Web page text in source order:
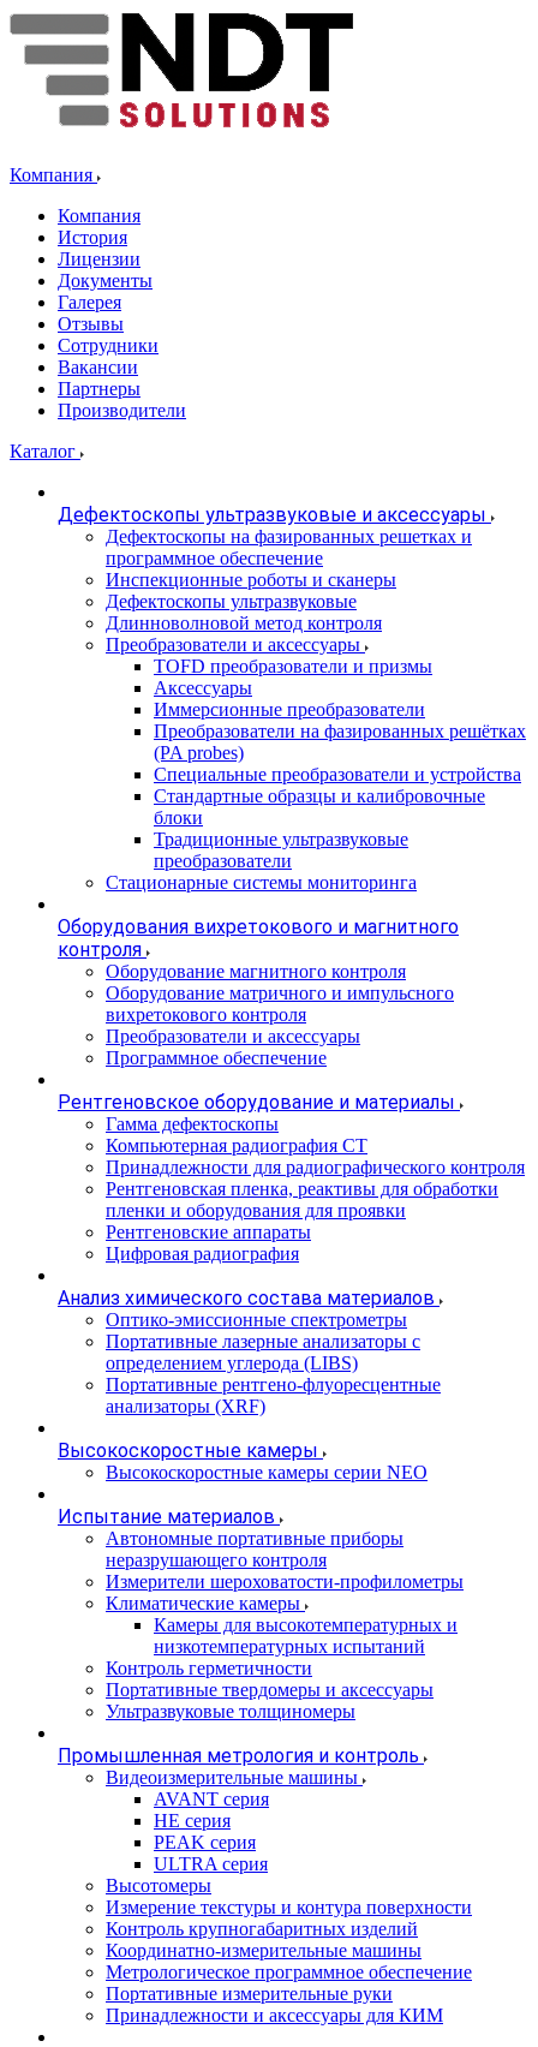
Компания
Компания
История
Лицензии
Документы
Галерея
Отзывы
Сотрудники
Вакансии
Партнеры
Производители
Каталог
Дефектоскопы ультразвуковые и аксессуары
Дефектоскопы на фазированных решетках и
программное обеспечение
Инспекционные роботы и сканеры
Дефектоскопы ультразвуковые
Длинноволновой метод контроля
Преобразователи и аксессуары
TOFD преобразователи и призмы
Аксессуары
Иммерсионные преобразователи
Преобразователи на фазированных решётках
(PA probes)
Специальные преобразователи и устройства
Стандартные образцы и калибровочные
блоки
Традиционные ультразвуковые
преобразователи
Стационарные системы мониторинга
Оборудования вихретокового и магнитного
контроля
Оборудование магнитного контроля
Оборудование матричного и импульсного
вихретокового контроля
Преобразователи и аксессуары
Программное обеспечение
Рентгеновское оборудование и материалы
Гамма дефектоскопы
Компьютерная радиография CT
Принадлежности для радиографического контроля
Рентгеновская пленка, реактивы для обработки
пленки и оборудования для проявки
Рентгеновские аппараты
Цифровая радиография
Анализ химического состава материалов
Оптико-эмиссионные спектрометры
Портативные лазерные анализаторы с
определением углерода (LIBS)
Портативные рентгено-флуоресцентные
анализаторы (XRF)
Высокоскоростные камеры
Высокоскоростные камеры серии NEO
Испытание материалов
Автономные портативные приборы
неразрушающего контроля
Измерители шероховатости-профилометры
Климатические камеры
Камеры для высокотемпературных и
низкотемпературных испытаний
Контроль герметичности
Портативные твердомеры и аксессуары
Ультразвуковые толщиномеры
Промышленная метрология и контроль
Видеоизмерительные машины
AVANT серия
HE серия
PEAK серия
ULTRA серия
Высотомеры
Измерение текстуры и контура поверхности
Контроль крупногабаритных изделий
Координатно-измерительные машины
Метрологическое программное обеспечение
Портативные измерительные руки
Принадлежности и аксессуары для КИМ